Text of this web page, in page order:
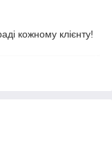
кожному клієнту!